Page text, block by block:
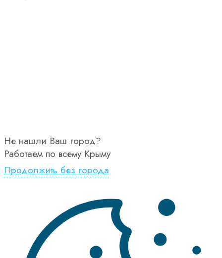
Не нашли Ваш город?
Работаем по всему Крыму
Продолжить без города